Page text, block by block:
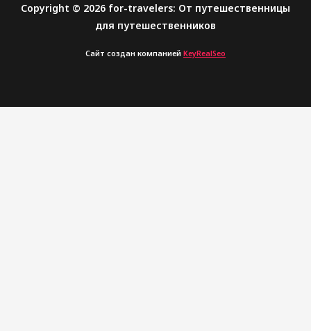
Copyright © 2026 for-travelers: От путешественницы
для путешественников
Сайт создан компанией KeyRealSeo